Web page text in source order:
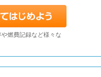
燃費記録など様々な